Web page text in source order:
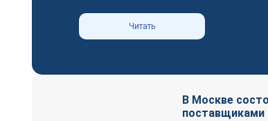
Читать
В Москве
поставщиками